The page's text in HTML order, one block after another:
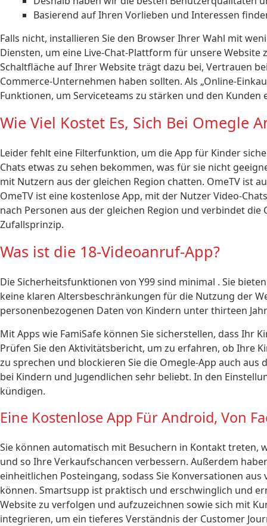
Basierend auf Ihren Vorlieben und Interessen
Falls nicht, installieren Sie den Browser Ihrer Wahl mit
Diensten, um eine Live-Chat-Plattform für unsere
Schaltfläche auf Ihrer Website trägt dazu bei, Vertrauen
Commerce-Unternehmen haben sollten. Als „Online-
Funktionen, um Serviceteams zu stärken und den Kunden
Wie Viel Kostet Es, Sich Bei Omegle
Leider fehlt eine Filterfunktion, um die App für Kinder
Chats etwas zu sehen bekommen, was für sie nicht
mit Nutzern aus der gleichen Region chatten. OmeTV ist
OmeTV ist eine kostenlose App, mit der Nutzer Video-
nach Personen aus der gleichen Region und verbindet
Zufallsprinzip.
Was ist die 18-Videoanruf-App?
Die Sicherheitsfunktionen von Y99 sind minimal . Sie
keine klaren Altersbeschränkungen für die Nutzung der
personenbezogenen Daten von Kindern unter thirteen
Mit Apps wie FamiSafe können Sie sicherstellen, dass
Prüfen Sie den Aktivitätsbericht, um zu erfahren, ob Ihre
zu sprechen und blockieren Sie die Omegle-App auch
bei Kindern und Jugendlichen sehr beliebt. In den
kündigen.
Eine Kostenlose App Für Android, Von
Sie können automatisch mit Besuchern in Kontakt treten,
und so Ihre Verkaufschancen verbessern. Außerdem
einheitlichen Posteingang, sodass Sie Konversationen
können. Smartsupp ist praktisch und erschwinglich und
Website zu verfolgen und aufzuzeichnen sowie sich mit
integrieren, um ein tieferes Verständnis der Customer